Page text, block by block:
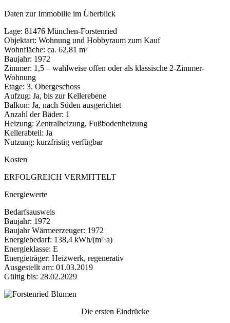
Daten zur Immobilie im Überblick
Lage: 81476 München-Forstenried
Objektart: Wohnung und Hobbyraum zum Kauf
Wohnfläche: ca. 62,81 m²
Baujahr: 1972
Zimmer: 1,5 – wahlweise offen oder als klassische 2-Zimmer-
Wohnung
Etage: 3. Obergeschoss
Aufzug: Ja, bis zur Kellerebene
Balkon: Ja, nach Süden ausgerichtet
Anzahl der Bäder: 1
Heizung: Zentralheizung, Fußbodenheizung
Kellerabteil: Ja
Nutzung: kurzfristig verfügbar
Kosten
ERFOLGREICH VERMITTELT
Energiewerte
Bedarfsausweis
Baujahr: 1972
Baujahr Wärmeerzeuger: 1972
Energiebedarf: 138,4 kWh/(m²·a)
Energieklasse: E
Energieträger: Heizwerk, regenerativ
Ausgestellt am: 01.03.2019
Gültig bis: 28.02.2029
Die ersten Eindrücke